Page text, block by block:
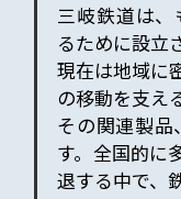
三岐鉄道は
るために設立
現在は地域に
の移動を支え
その関連製品
す。全国的に
退する中で、